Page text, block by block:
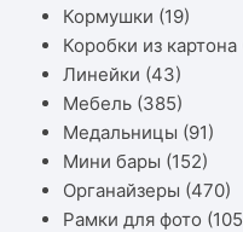
Кормушки (19)
Коробки из картона
Линейки (43)
Мебель (385)
Медальницы (91)
Мини бары (152)
Органайзеры (470)
Рамки для фото